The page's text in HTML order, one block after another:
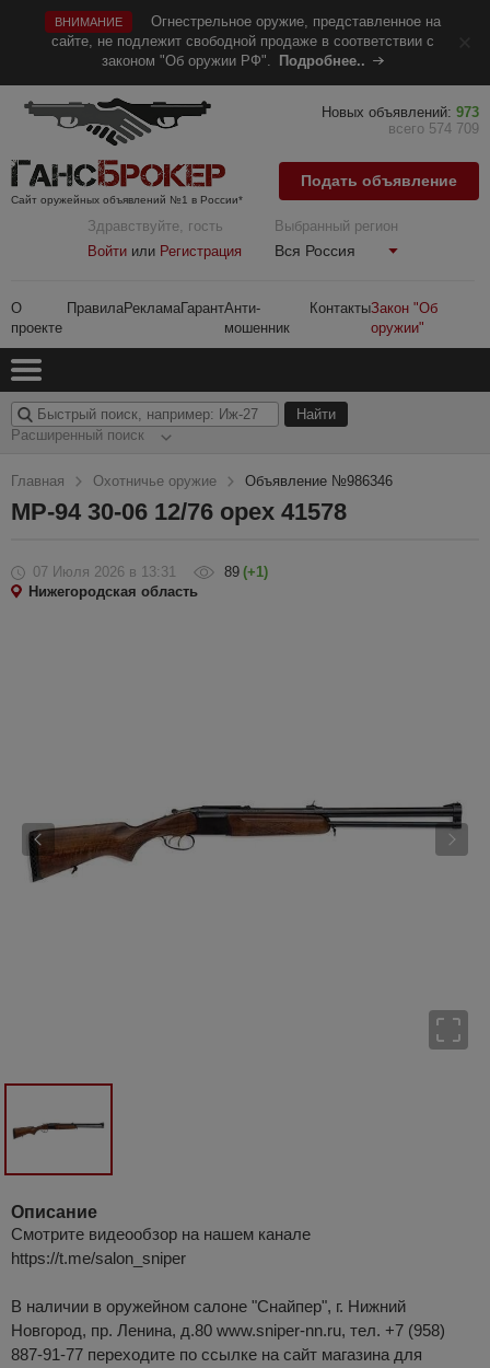
ВНИМАНИЕ
Огнестрельное оружие, представленное на
сайте, не подлежит свободной продаже в соответствии с
законом "Об оружии РФ".
Подробнее..
Сайт оружейных объявлений №1 в России*
Здравствуйте, гость
Войти или Регистрация
Выбранный регион
Вся Россия
О
проекте
ПравилаРекламаГарантАнти-
мошенник
КонтактыЗакон "Об
оружии"
Новых объявлений: 973
всего 574 709
Подать объявление
Расширенный поиск
Главная Охотничье оружие Объявление №986346
МР-94 30-06 12/76 орех 41578
07 Июля 2026 в 13:31 89 (+1)
Нижегородская область
Описание
Смотрите видеообзор на нашем канале
https://t.me/salon_sniper
В наличии в оружейном салоне "Снайпер", г. Нижний
Новгород, пр. Ленина, д.80 www.sniper-nn.ru, тел. +7 (958)
887-91-77 переходите по ссылке на сайт магазина для